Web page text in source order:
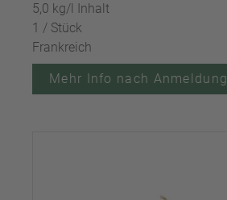
5,0 kg/l Inhalt
1 / Stück
Frankreich
Mehr Info nach Anmeldung